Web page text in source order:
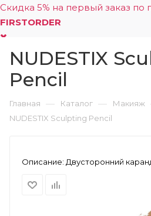
Скидка 5% на первый заказ по
FIRSTORDER
NUDESTIX
Pencil
Главная — Каталог — Макияж
NUDESTIX Sculpting Pencil
Описание: Двусторонний